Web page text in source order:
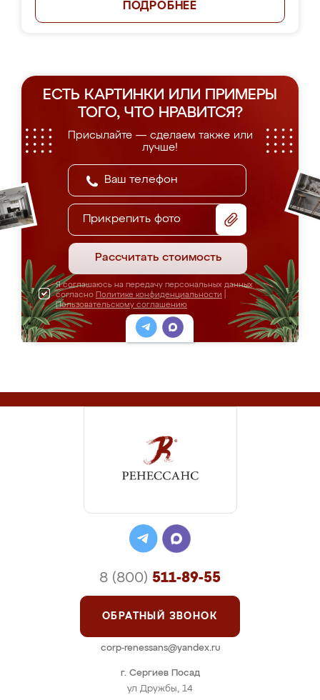
ПОДРОБНЕЕ
ЕСТЬ КАРТИНКИ ИЛИ ПРИМЕРЫ
ТОГО, ЧТО НРАВИТСЯ?
Присылайте — сделаем также или
лучше!
Прикрепить фото
Рассчитать стоимость
Я соглашаюсь на передачу персональных данных
согласно Политике конфиденциальности
Пользовательскому соглашению
г. Сергиев Посад
ул Дружбы, 14
8 (800) 511-89-55
ОБРАТНЫЙ ЗВОНОК
corp-renessans@yandex.ru